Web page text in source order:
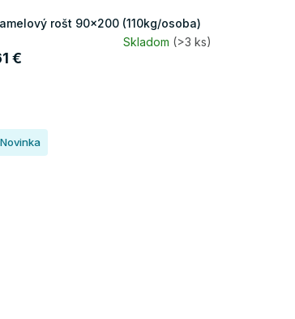
rošt 90x200 (110kg/osoba)
Skladom (>3 ks)
€
Novinka